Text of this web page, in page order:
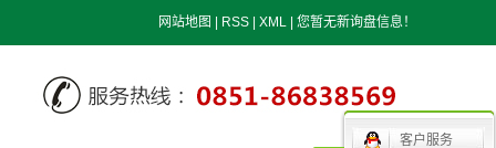
网站地图 RSS XML 您暂无新询盘信息！
客户服务